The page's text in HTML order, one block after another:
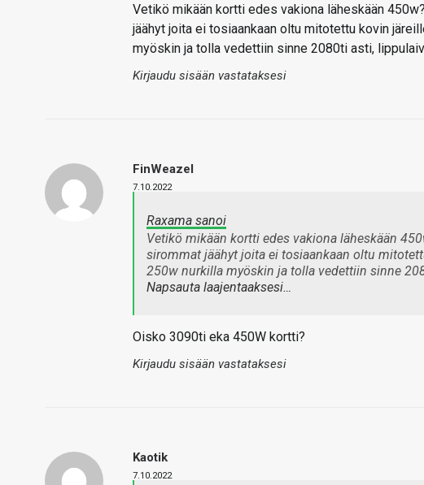
Vetikö mikään kortti edes vakiona läheskään
jäähyt joita ei tosiaankaan oltu mitotettu kovin
myöskin ja tolla vedettiin sinne 2080ti asti,
Kirjaudu sisään vastataksesi
FinWeazel
7.10.2022
Raxama sanoi
Vetikö mikään kortti edes vakiona läheskään
sirommat jäähyt joita ei tosiaankaan oltu
250w nurkilla myöskin ja tolla vedettiin sinne
Napsauta laajentaaksesi…
Oisko 3090ti eka 450W kortti?
Kirjaudu sisään vastataksesi
Kaotik
7.10.2022